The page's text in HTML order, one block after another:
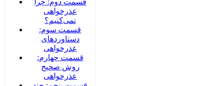
قسمت دوم: چرا
عذرخواهی
نمی‌کنیم؟
قسمت سوم:
دستاوردهای
عذرخواهی
قسمت چهارم:
روش صحیح
عذرخواهی